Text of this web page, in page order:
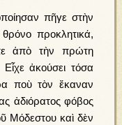
πῆγε στὴν
προκλητικά,
ἀπὸ τὴν πρώτη
Εἶχε ἀκούσει τόσα
ποὺ τὸν ἔκαναν
ἀδιόρατος φόβος
Μόδεστου καὶ δὲν